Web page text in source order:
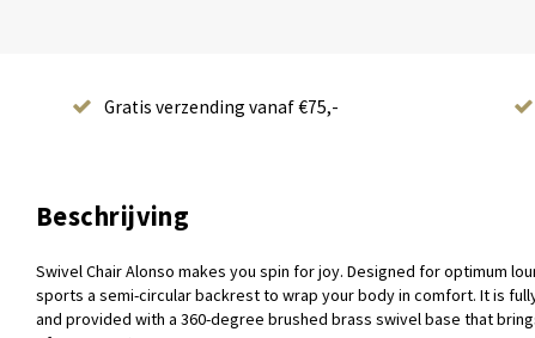
Gratis verzending vanaf €75,-
Beschrijving
Swivel Chair Alonso makes you spin for joy. Designed for optimum
sports a semi-circular backrest to wrap your body in comfort. It is
and provided with a 360-degree brushed brass swivel base that